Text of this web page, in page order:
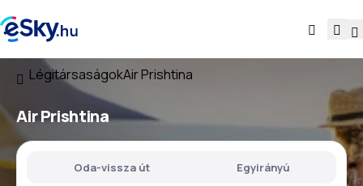
LégitársaságokAir Prishtina
Air Prishtina
Oda-vissza út Egyirányú